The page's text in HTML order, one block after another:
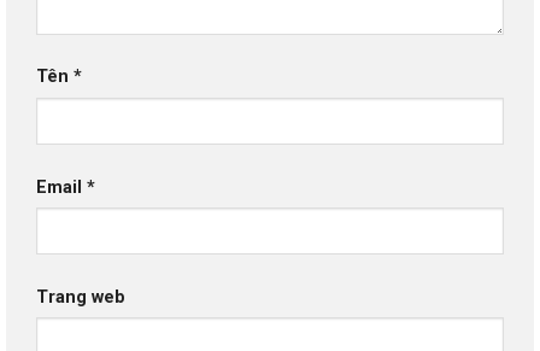
Tên *
Email *
Trang web